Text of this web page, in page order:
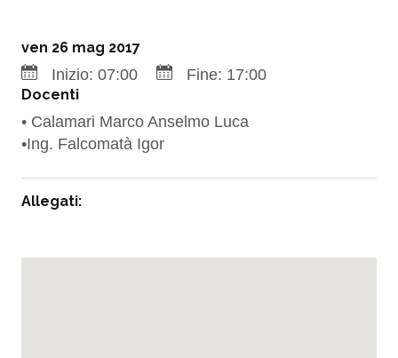
ven 26 mag 2017
Inizio: 07:00 Fine: 17:00
Docenti
• Calamari Marco Anselmo Luca
•Ing. Falcomatà Igor
Allegati: